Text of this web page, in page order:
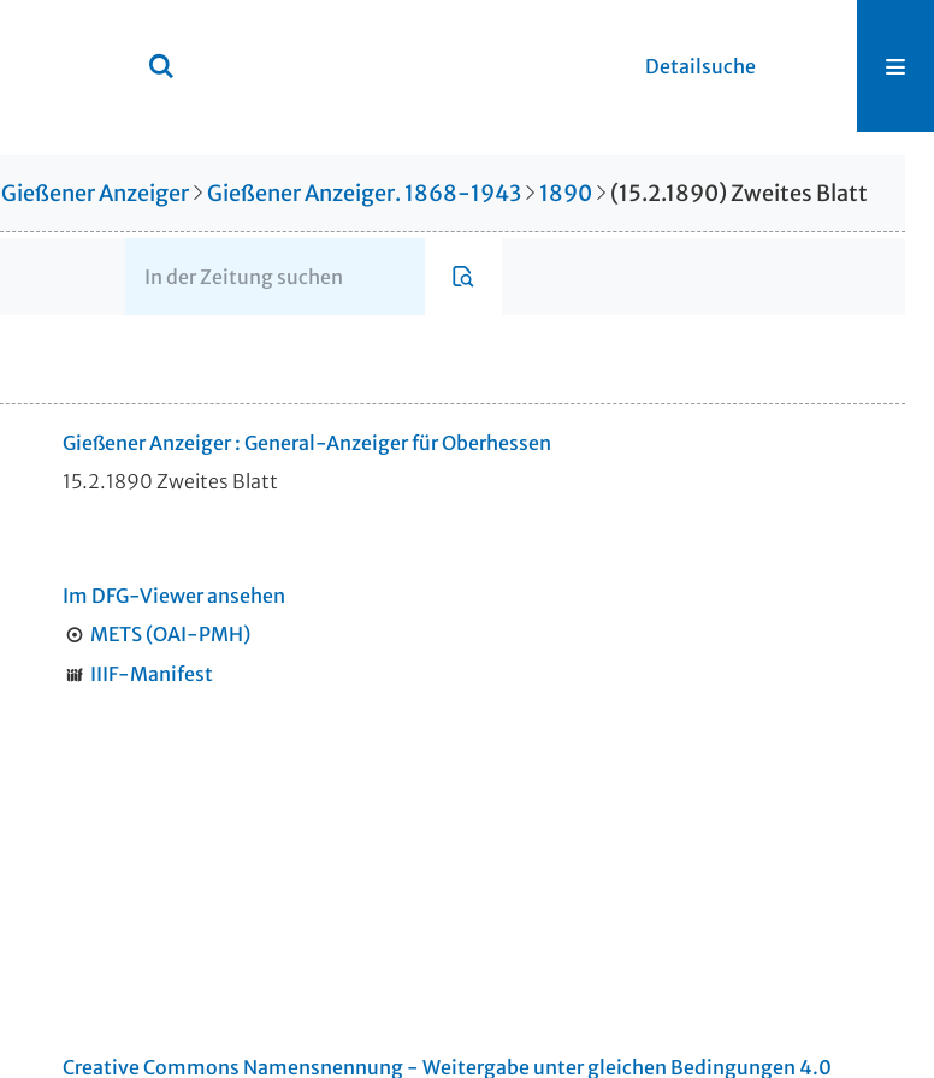
Detailsuche
Gießener Anzeiger Gießener Anzeiger. 1868-1943 1890 (15.2.1890) Zweites Blatt
Gießener Anzeiger : General-Anzeiger für Oberhessen
15.2.1890 Zweites Blatt
Im DFG-Viewer ansehen
METS (OAI-PMH)
IIIF-Manifest
Creative Commons Namensnennung - Weitergabe unter gleichen Bedingungen 4.0